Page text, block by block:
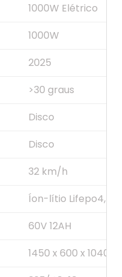
1000W Elétrico
1000W
2025
>30 graus
Disco
Disco
32 km/h
Íon-lítio Lifepo4,
60V 12AH
1450 x 600 x 1040